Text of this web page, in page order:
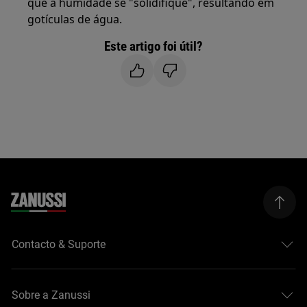
gotículas de água.
Este artigo foi útil?
Contacto & Suporte
Sobre a Zanussi